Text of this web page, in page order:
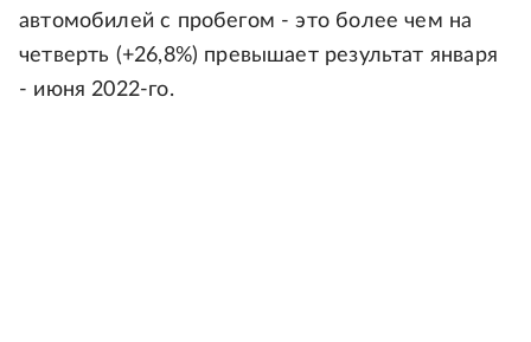
автомобилей с пробегом - это более чем на
четверть (+26,8%) превышает результат января
- июня 2022-го.